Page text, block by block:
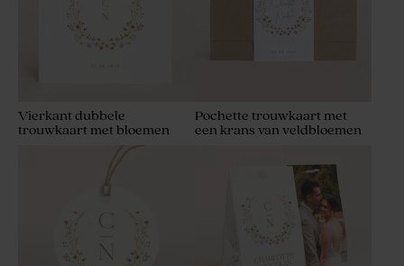
Vierkant dubbele
trouwkaart met bloemen
Pochette trouwkaart met
een krans van veldbloemen